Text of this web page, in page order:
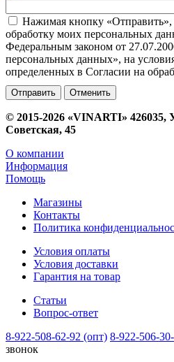
Нажимая кнопку «Отправить»,
обработку моих персональных
Федеральным законом от
персональных данных», на
определенных в Согласии на
Отменить
© 2015-2026 «VINARTI» 426035,
Советская, 45
О компании
Информация
Помощь
Магазины
Контакты
Политика
Условия оплаты
Условия доставки
Гарантия на товар
Статьи
Вопрос-ответ
8-922-508-62-92 (опт) 8-922-506-
звонок